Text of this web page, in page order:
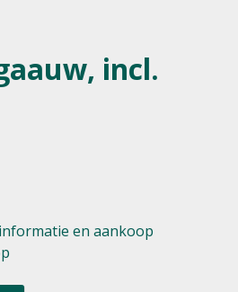
incl.
en aankoop